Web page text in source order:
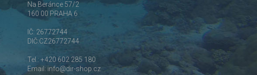
Na Beránce 57/2
160 00 PRAHA 6
IČ: 26772744
DIČ:CZ26772744
Tel.: +420 602 285 180
Email: info@dir-shop.cz